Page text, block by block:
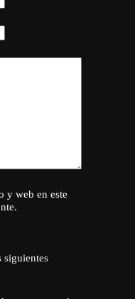
y web en este
siguientes